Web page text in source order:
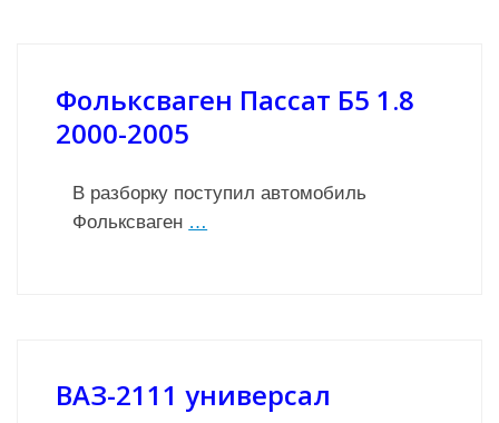
Фольксваген Пассат Б5 1.8
2000-2005
В разборку поступил автомобиль
Фольксваген …
ВАЗ-2111 универсал